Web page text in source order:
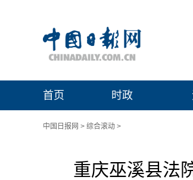
首页 时政
中国日报网 > 综合滚动 >
重庆巫溪县法